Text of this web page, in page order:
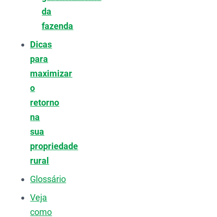
da
fazenda
Dicas
para
maximizar
o
retorno
na
sua
propriedade
rural
Glossário
Veja
como